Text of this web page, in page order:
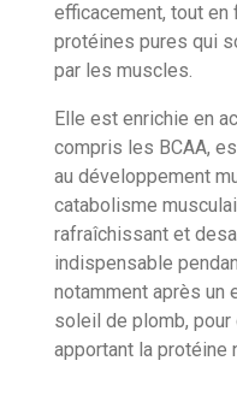
efficacement, tout en
protéines pures qui
par les muscles.
Elle est enrichie en
compris les BCAA,
au développement
catabolisme
rafraîchissant et
indispensable
notamment après un
soleil de plomb, pour
apportant la protéine